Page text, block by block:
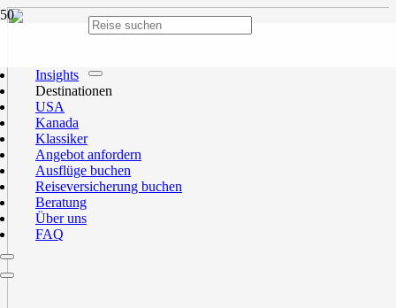
Insights
Destinationen
USA
Kanada
Klassiker
Angebot anfordern
Ausflüge buchen
Reiseversicherung buchen
Beratung
Über uns
FAQ